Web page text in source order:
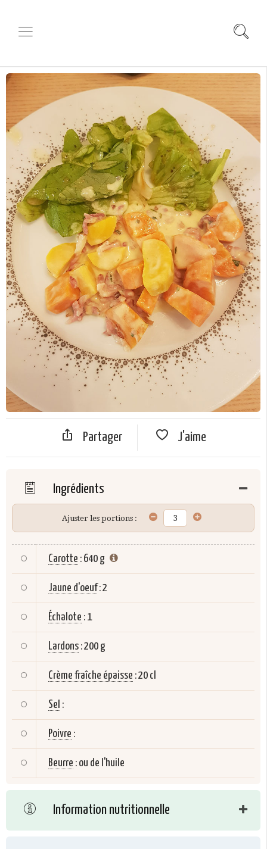
Partager J'aime
Ingrédients
Ajuster les portions :
Carotte : 640 g
Jaune d'oeuf :2
Échalote : 1
Lardons :200 g
Crème fraîche épaisse :20 cl
Sel :
Poivre :
Beurre : ou de l'huile
Information nutritionnelle